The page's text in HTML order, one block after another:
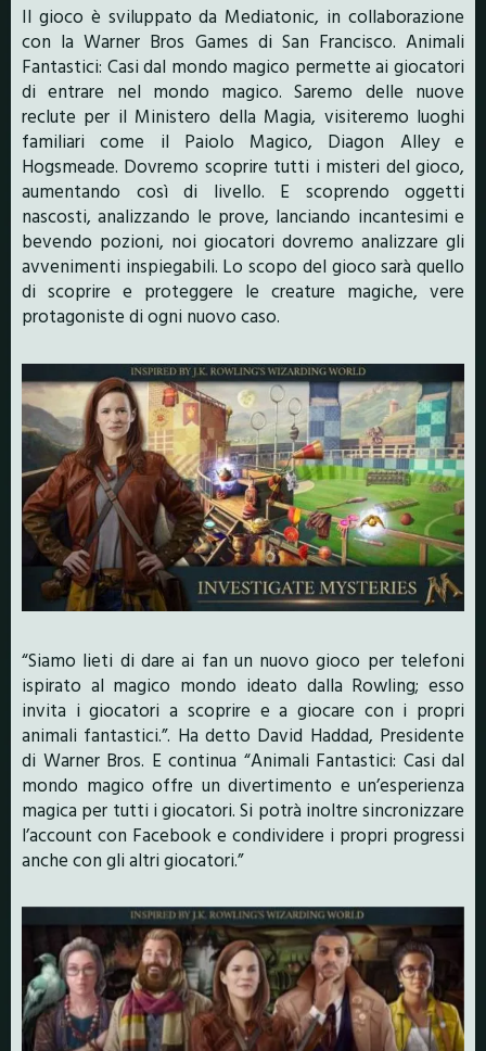
Il gioco è sviluppato da Mediatonic, in collaborazione
con la Warner Bros Games di San Francisco. Animali
Fantastici: Casi dal mondo magico permette ai giocatori
di entrare nel mondo magico. Saremo delle nuove
reclute per il Ministero della Magia, visiteremo luoghi
familiari come il Paiolo Magico, Diagon Alley e
Hogsmeade. Dovremo scoprire tutti i misteri del gioco,
aumentando così di livello. E scoprendo oggetti
nascosti, analizzando le prove, lanciando incantesimi e
bevendo pozioni, noi giocatori dovremo analizzare gli
avvenimenti inspiegabili. Lo scopo del gioco sarà quello
di scoprire e proteggere le creature magiche, vere
protagoniste di ogni nuovo caso.
“Siamo lieti di dare ai fan un nuovo gioco per telefoni
ispirato al magico mondo ideato dalla Rowling; esso
invita i giocatori a scoprire e a giocare con i propri
animali fantastici.”. Ha detto David Haddad, Presidente
di Warner Bros. E continua “Animali Fantastici: Casi dal
mondo magico offre un divertimento e un’esperienza
magica per tutti i giocatori. Si potrà inoltre sincronizzare
l’account con Facebook e condividere i propri progressi
anche con gli altri giocatori.”